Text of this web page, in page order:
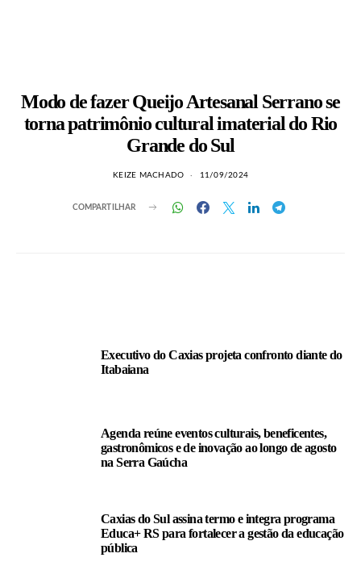
Modo de fazer Queijo Artesanal Serrano se
torna patrimônio cultural imaterial do Rio
Grande do Sul
KEIZE MACHADO 11/09/2024
COMPARTILHAR
Executivo do Caxias projeta confronto diante do
Itabaiana
Agenda reúne eventos culturais, beneficentes,
gastronômicos e de inovação ao longo de agosto
na Serra Gaúcha
Caxias do Sul assina termo e integra programa
Educa+ RS para fortalecer a gestão da educação
pública